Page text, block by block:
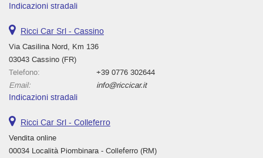
Indicazioni stradali
Ricci Car Srl - Cassino
Via Casilina Nord, Km 136
03043 Cassino (FR)
Telefono:
+39 0776 302644
Email:
info@riccicar.it
Indicazioni stradali
Ricci Car Srl - Colleferro
Vendita online
00034 Località Piombinara - Colleferro (RM)